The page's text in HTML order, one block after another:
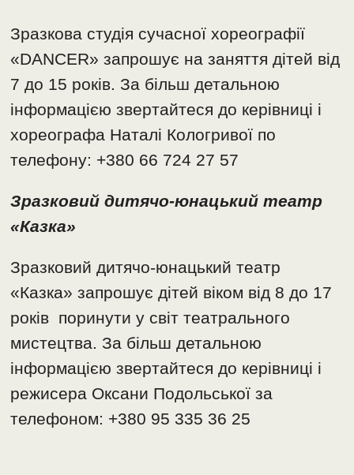
Зразкова студія сучасної хореографії
«DANCER» запрошує на заняття дітей від
7 до 15 років. За більш детальною
інформацією звертайтеся до керівниці і
хореографа Наталі Кологривої по
телефону: +380 66 724 27 57
Зразковий дитячо-юнацький театр
«Казка»
Зразковий дитячо-юнацький театр
«Казка» запрошує дітей віком від 8 до 17
років поринути у світ театрального
мистецтва. За більш детальною
інформацією звертайтеся до керівниці і
режисера Оксани Подольської за
телефоном: +380 95 335 36 25